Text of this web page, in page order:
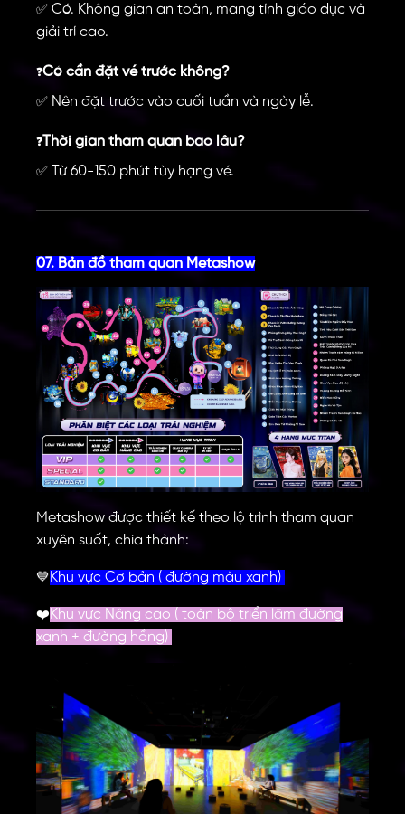
✅Có. Không gian an toàn, mang tính giáo dục và
giải trí cao.
❓Có cần đặt vé trước không?
✅ Nên đặt trước vào cuối tuần và ngày lễ.
❓Thời gian tham quan bao lâu?
✅ Từ 60-150 phút tùy hạng vé.
07. Bản đồ tham quan Metashow
Metashow được thiết kế theo lộ trình tham quan
xuyên suốt, chia thành:
💙Khu vực Cơ bản ( đường màu xanh)
❤️Khu vực Nâng cao ( toàn bộ triển lãm đường
xanh + đường hồng)